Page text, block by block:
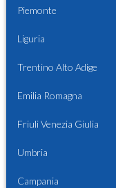
Piemonte
Liguria
Trentino Alto Adige
Emilia Romagna
Friuli Venezia Giulia
Umbria
Campania